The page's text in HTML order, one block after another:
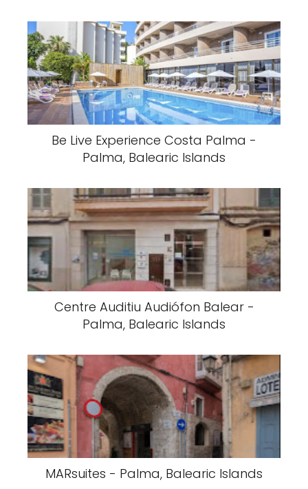
Be Live Experience Costa Palma -
Palma, Balearic Islands
Centre Auditiu Audiófon Balear -
Palma, Balearic Islands
MARsuites - Palma, Balearic Islands